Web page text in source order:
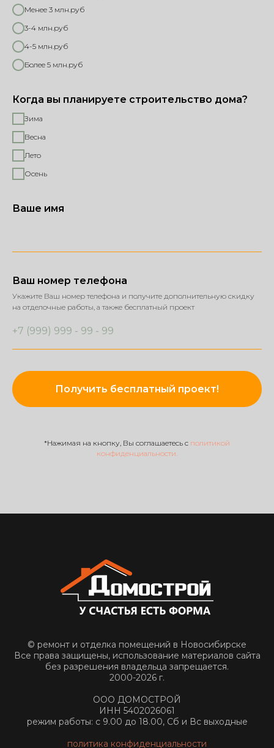
Менее 3 млн.руб
3-4 млн.руб
4-5 млн.руб
Более 5 млн.руб
Когда вы планируете строительство дома?
Зима
Весна
Лето
Осень
Ваше имя
Ваш номер телефона
Укажите Ваш номер телефона и получите дополнительную скидку
на отделочные работы, а также бесплатный проект
Получить бесплатный проект!
*Нажимая на кнопку, Вы соглашаетесь c политикой
конфиденциальности.
© ремонт и отделка помещений в Новосибирске
Все права защищены, использование материалов сайта
без разрешения владельца запрещается.
2000-2026 г.
ООО ДОМОСТРОЙ
ИНН 5402026061
режим работы: с 9.00 до 18.00, Сб и Вс выходные
политика конфиденциальности